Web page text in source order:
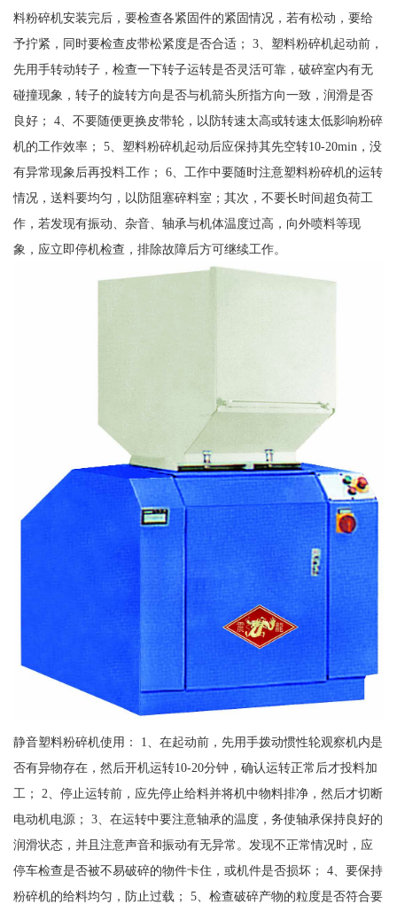
料粉碎机安装完后，要检查各紧固件的紧固情况，若有松动，要给
予拧紧，同时要检查皮带松紧度是否合适； 3、塑料粉碎机起动前，
先用手转动转子，检查一下转子运转是否灵活可靠，破碎室内有无
碰撞现象，转子的旋转方向是否与机箭头所指方向一致，润滑是否
良好； 4、不要随便更换皮带轮，以防转速太高或转速太低影响粉碎
机的工作效率； 5、塑料粉碎机起动后应保持其先空转10-20min，没
有异常现象后再投料工作； 6、工作中要随时注意塑料粉碎机的运转
情况，送料要均匀，以防阻塞碎料室；其次，不要长时间超负荷工
作，若发现有振动、杂音、轴承与机体温度过高，向外喷料等现
象，应立即停机检查，排除故障后方可继续工作。
静音塑料粉碎机使用： 1、在起动前，先用手拨动惯性轮观察机内是
否有异物存在，然后开机运转10-20分钟，确认运转正常后才投料加
工； 2、停止运转前，应先停止给料并将机中物料排净，然后才切断
电动机电源； 3、在运转中要注意轴承的温度，务使轴承保持良好的
润滑状态，并且注意声音和振动有无异常。发现不正常情况时，应
停车检查是否被不易破碎的物件卡住，或机件是否损坏； 4、要保持
粉碎机的给料均匀，防止过载； 5、检查破碎产物的粒度是否符合要